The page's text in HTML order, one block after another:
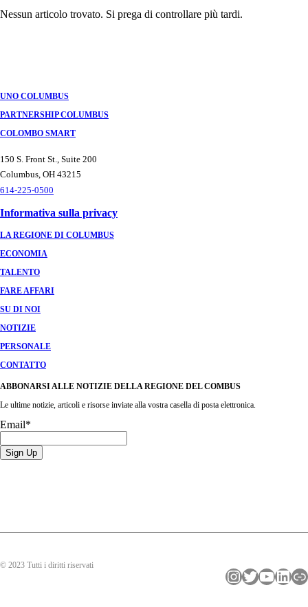
Nessun articolo trovato. Si prega di controllare più tardi.
post
UNO COLUMBUS
PARTNERSHIP COLUMBUS
COLOMBO SMART
150 S. Front St., Suite 200
Columbus, OH 43215
614-225-0500
Informativa sulla privacy
LA REGIONE DI COLUMBUS
ECONOMIA
TALENTO
FARE AFFARI
SU DI NOI
NOTIZIE
PERSONALE
CONTATTO
ABBONARSI ALLE NOTIZIE DELLA REGIONE DEL COMBUS
Le ultime notizie, articoli e risorse inviate alla vostra casella di posta elettronica.
Email*
© 2023 Tutti i diritti riservati
InstagramTwitter YouTube LinkedIn Collegamento